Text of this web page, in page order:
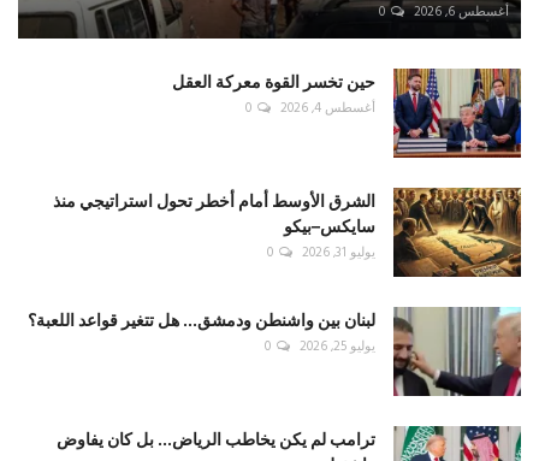
أغسطس 6, 2026 0
حين تخسر القوة معركة العقل
أغسطس 4, 2026 0
الشرق الأوسط أمام أخطر تحول استراتيجي منذ
سايكس–بيكو
يوليو 31, 2026 0
لبنان بين واشنطن ودمشق... هل تتغير قواعد اللعبة؟
يوليو 25, 2026 0
ترامب لم يكن يخاطب الرياض... بل كان يفاوض